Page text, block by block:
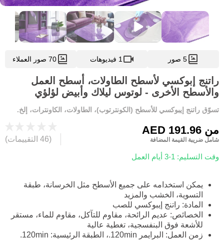
5 صور 1 فيديوهات 70 صور العملاء
راتنج إبوكسي لأسطح الطاولات، أسطح العمل
والأسطح الأخرى - لوتوس ليلاك وأبيض لؤلؤي
تسوّق راتنج إيبوكسي للأسطح (الكونترتوب)، الطاولات، الكاونترات، إلخ.
من
شامل ضريبة القيمة المضافة
وقت التسليم: 1-3 أيام العمل
(46 التقييمات)
يمكن استخدامه على جميع الأسطح مثل الخرسانة، طبقة
التسوية، الخشب والمزيد
المادة: راتنج إيبوكسي للصب
الخصائص: عديم الرائحة، مقاوم للتآكل، مقاوم للماء، مستقر
للأشعة فوق البنفسجية، تغطية عالية
زمن العمل: البرايمر 120min.، الطبقة الرئيسية: 120min.